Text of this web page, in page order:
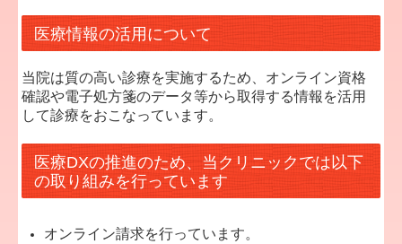
医療情報の活用について
当院は質の高い診療を実施するため、オンライン資格
確認や電子処方箋のデータ等から取得する情報を活用
して診療をおこなっています。
医療DXの推進のため、当クリニックでは以下
の取り組みを行っています
オンライン請求を行っています。